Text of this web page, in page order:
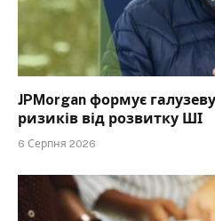
JPMorgan формує
ризиків від розвитку ШІ
6 Серпня 2026